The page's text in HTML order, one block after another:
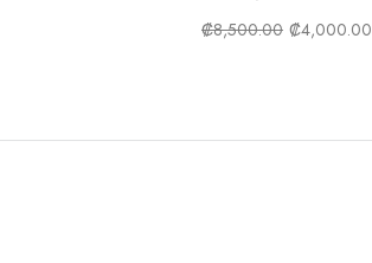
₡8,500.00 ₡4,000.00